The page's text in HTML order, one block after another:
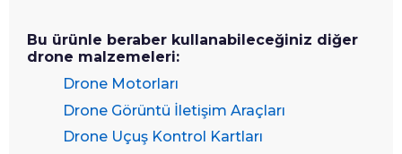
Bu ürünle beraber kullanabileceğiniz diğer
drone malzemeleri:
Drone Motorları
Drone Görüntü İletişim Araçları
Drone Uçuş Kontrol Kartları